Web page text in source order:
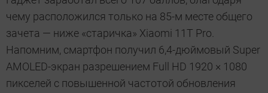
чему расположился только на 85-м месте общего
зачета — ниже «старичка» Xiaomi 11T Pro.
Напомним, смартфон получил 6,4-дюймовый Super
AMOLED-экран разрешением Full HD 1920 × 1080
пикселей с повышенной частотой обновления